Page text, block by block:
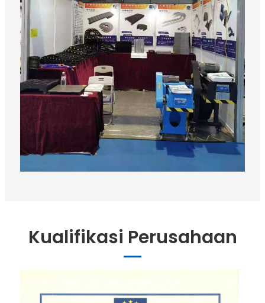
Kualifikasi Perusahaan